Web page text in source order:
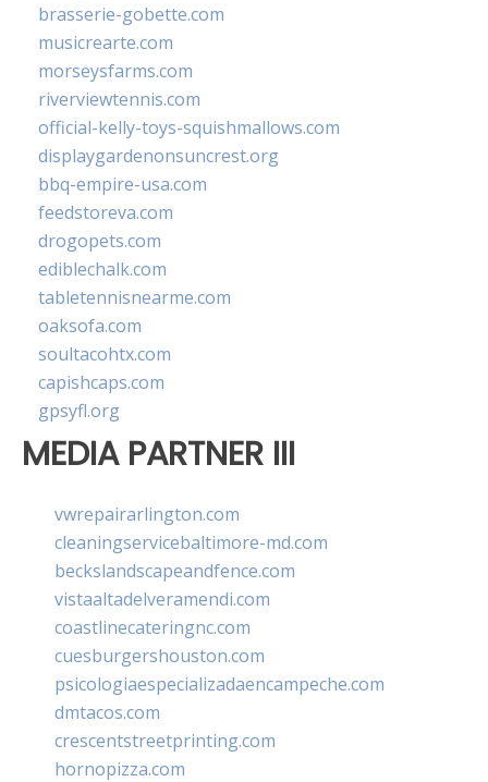
brasserie-gobette.com
musicrearte.com
morseysfarms.com
riverviewtennis.com
official-kelly-toys-squishmallows.com
displaygardenonsuncrest.org
bbq-empire-usa.com
feedstoreva.com
drogopets.com
ediblechalk.com
tabletennisnearme.com
oaksofa.com
soultacohtx.com
capishcaps.com
gpsyfl.org
MEDIA PARTNER III
vwrepairarlington.com
cleaningservicebaltimore-md.com
beckslandscapeandfence.com
vistaaltadelveramendi.com
coastlinecateringnc.com
cuesburgershouston.com
psicologiaespecializadaencampeche.com
dmtacos.com
crescentstreetprinting.com
hornopizza.com